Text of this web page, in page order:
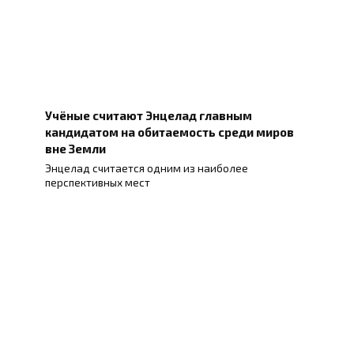
Учёные считают Энцелад главным
кандидатом на обитаемость среди миров
вне Земли
Энцелад считается одним из наиболее
перспективных мест